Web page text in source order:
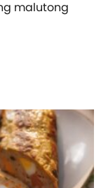
malutong